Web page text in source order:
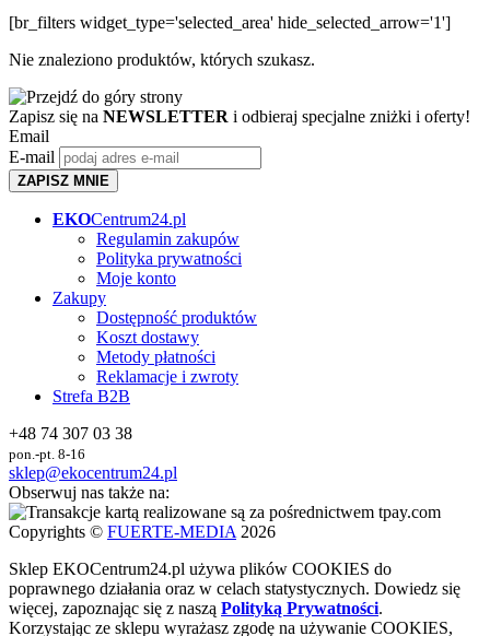
[br_filters widget_type='selected_area' hide_selected_arrow='1']
Nie znaleziono produktów, których szukasz.
Zapisz się na NEWSLETTER i odbieraj specjalne zniżki i oferty!
Email
E-mail
ZAPISZ MNIE
EKOCentrum24.pl
Regulamin zakupów
Polityka prywatności
Moje konto
Zakupy
Dostępność produktów
Koszt dostawy
Metody płatności
Reklamacje i zwroty
Strefa B2B
+48 74 307 03 38
pon.-pt. 8-16
sklep@ekocentrum24.pl
Obserwuj nas także na:
Copyrights © FUERTE-MEDIA 2026
Sklep EKOCentrum24.pl używa plików COOKIES do
poprawnego działania oraz w celach statystycznych. Dowiedz się
więcej, zapoznając się z naszą Polityką Prywatności.
Korzystając ze sklepu wyrażasz zgodę na używanie COOKIES,